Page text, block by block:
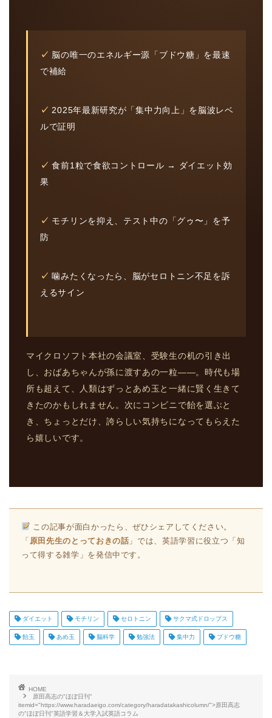
✓ 脳の唯一のエネルギー源「ブドウ糖」を最速
で補給
✓ 2025年最新研究が「集中力向上」を脳波レベ
ルで証明
✓ 食前1粒で食欲コントロール → ダイエット効
果
✓ モチリンを抑え、テスト中の「グゥ〜」を予
防
✓ 噛みたくなったら、脳がセロトニン不足を訴
えるサイン
マイクロソフト本社の会議室、受験生の机の引き出
し、おばあちゃんが孫に渡すあの一粒――。時代も場
所も超えて、人類はずっとあめ玉と一緒に賢く生きて
きたのかもしれません。次にコンビニで飴を選ぶと
き、ちょっとだけ、誇らしい気持ちになってもらえた
ら嬉しいです。
この記事が面白かったら、ぜひシェアしてください。
「 原田先生のとっておきの話 」では、英語学習に役立つ「知
って得する雑学」を発信中です。
ダイエット モチリン セロトニン サクマ式ドロップス
飴玉 あめ玉 脳科学 勉強法 集中力 ブドウ糖
HOME
原田高志の"ほぼ日刊"
itemid="https://www.haradaeigo.com/category/haradatakashicolumn/">原田高志
の"ほぼ日刊"英語学習＆大学入試英語コラム